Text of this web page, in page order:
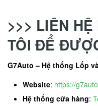
>>> LIÊN HỆ
TÔI ĐỂ
G7Auto – Hệ thống Lốp
Website: https://
Hệ thống cửa hàng: